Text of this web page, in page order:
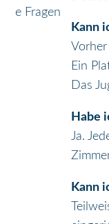
Kann
Ein
Das
Habe
Ja.
Kann